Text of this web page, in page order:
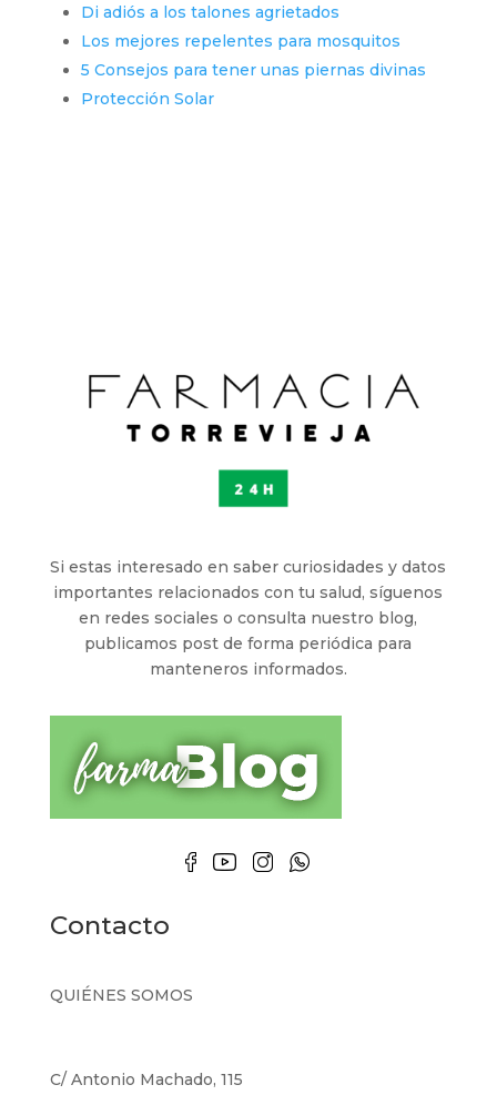
Di adiós a los talones agrietados
Los mejores repelentes para mosquitos
5 Consejos para tener unas piernas divinas
Protección Solar
Si estas interesado en saber curiosidades y datos
importantes relacionados con tu salud, síguenos
en redes sociales o consulta nuestro blog,
publicamos post de forma periódica para
manteneros informados.
Contacto
QUIÉNES SOMOS
C/ Antonio Machado, 115